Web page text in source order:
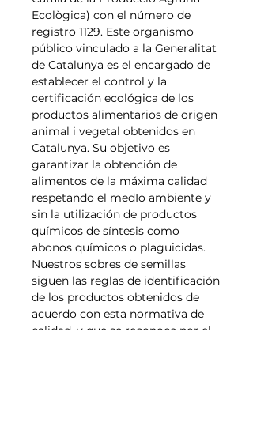
Ecològica) con el número de
registro 1129. Este organismo
público vinculado a la Generalitat
de Catalunya es el encargado de
establecer el control y la
certificación ecológica de los
productos alimentarios de origen
animal i vegetal obtenidos en
Catalunya. Su objetivo es
garantizar la obtención de
alimentos de la máxima calidad
respetando el medIo ambiente y
sin la utilización de productos
químicos de síntesis como
abonos químicos o plaguicidas.
Nuestros sobres de semillas
siguen las reglas de identificación
de los productos obtenidos de
acuerdo con esta normativa de
calidad, y que se reconoce por el